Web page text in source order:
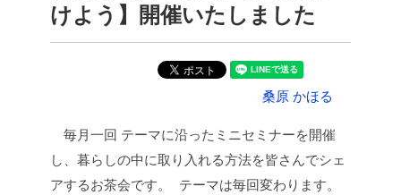
けよう】開催いたしました
桑原 かほる
毎月一回 テーマに沿ったミニセミナーを開催
し、暮らしの中に取り入れる方法を皆さんでシェ
アするお茶会です。 テーマは毎回変わります。